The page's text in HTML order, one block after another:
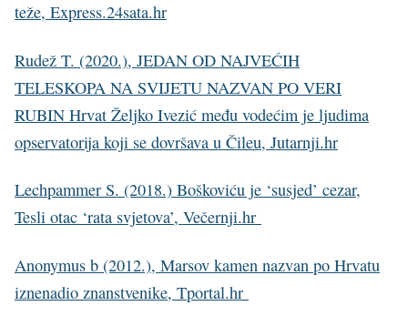
teže, Express.24sata.hr
Rudež T. (2020.), JEDAN OD NAJVEĆIH
TELESKOPA NA SVIJETU NAZVAN PO VERI
RUBIN Hrvat Željko Ivezić među vodećim je ljudima
opservatorija koji se dovršava u Čileu, Jutarnji.hr
Lechpammer S. (2018.) Boškoviću je ‘susjed’ cezar,
Tesli otac ‘rata svjetova’, Večernji.hr
Anonymus b (2012.), Marsov kamen nazvan po Hrvatu
iznenadio znanstvenike, Tportal.hr